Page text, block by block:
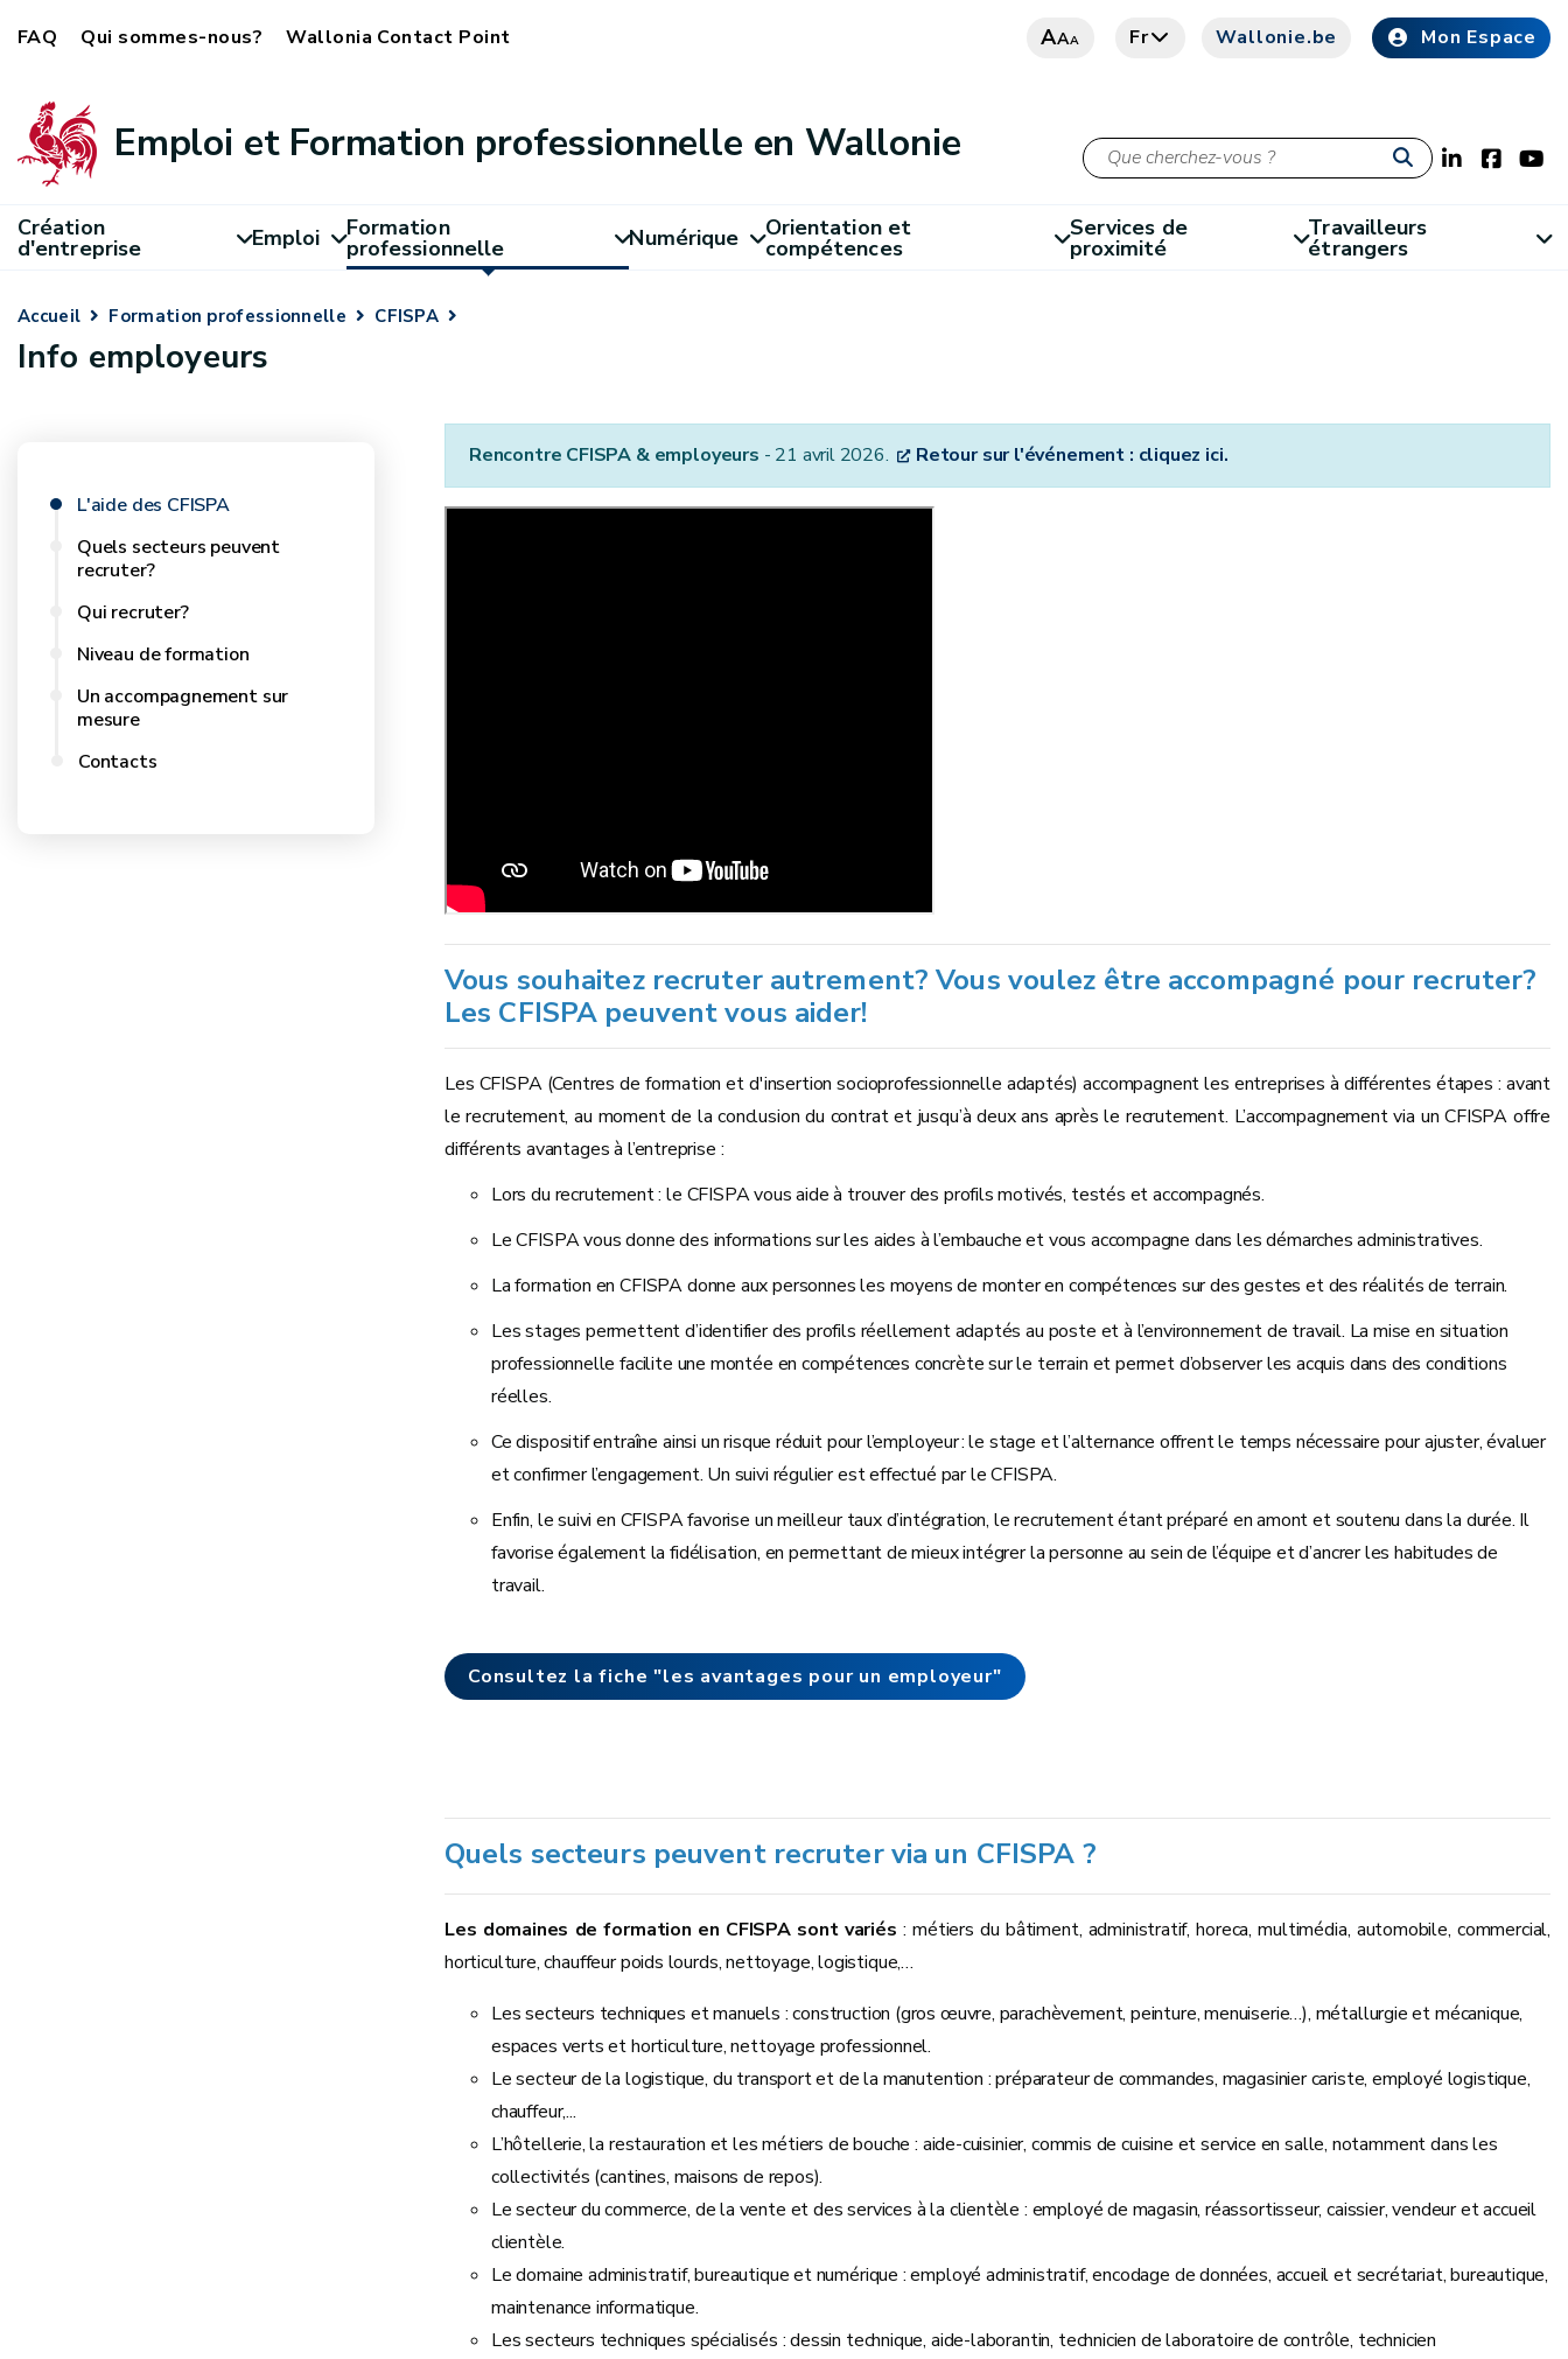
FAQ Qui sommes-nous? Wallonia Contact Point AAA Fr Wallonie.be Mon Espace
Emploi et Formation professionnelle en Wallonie
Création
d'entreprise Emploi Formation
professionnelle Numérique Orientation et
compétences
Services de
proximité
Travailleurs
étrangers
Accueil Formation professionnelle CFISPA
Info employeurs
L'aide des CFISPA
Quels secteurs peuvent
recruter?
Qui recruter?
Niveau de formation
Un accompagnement sur
mesure
Contacts
Rencontre CFISPA & employeurs - 21 avril 2026. Retour sur l'événement : cliquez ici.
Vous souhaitez recruter autrement? Vous voulez être accompagné pour recruter?
Les CFISPA peuvent vous aider!
Les CFISPA (Centres de formation et d'insertion socioprofessionnelle adaptés) accompagnent les entreprises à différentes étapes : avant
le recrutement, au moment de la conclusion du contrat et jusqu’à deux ans après le recrutement. L’accompagnement via un CFISPA offre
différents avantages à l’entreprise :
Lors du recrutement : le CFISPA vous aide à trouver des profils motivés, testés et accompagnés.
Le CFISPA vous donne des informations sur les aides à l’embauche et vous accompagne dans les démarches administratives.
La formation en CFISPA donne aux personnes les moyens de monter en compétences sur des gestes et des réalités de terrain.
Les stages permettent d’identifier des profils réellement adaptés au poste et à l’environnement de travail. La mise en situation
professionnelle facilite une montée en compétences concrète sur le terrain et permet d’observer les acquis dans des conditions
réelles.
Ce dispositif entraîne ainsi un risque réduit pour l’employeur : le stage et l’alternance offrent le temps nécessaire pour ajuster, évaluer
et confirmer l’engagement. Un suivi régulier est effectué par le CFISPA.
Enfin, le suivi en CFISPA favorise un meilleur taux d’intégration, le recrutement étant préparé en amont et soutenu dans la durée. Il
favorise également la fidélisation, en permettant de mieux intégrer la personne au sein de l’équipe et d’ancrer les habitudes de
travail.
Consultez la fiche "les avantages pour un employeur"
Quels secteurs peuvent recruter via un CFISPA ?
Les domaines de formation en CFISPA sont variés : métiers du bâtiment, administratif, horeca, multimédia, automobile, commercial,
horticulture, chauffeur poids lourds, nettoyage, logistique,…
Les secteurs techniques et manuels : construction (gros œuvre, parachèvement, peinture, menuiserie…), métallurgie et mécanique,
espaces verts et horticulture, nettoyage professionnel.
Le secteur de la logistique, du transport et de la manutention : préparateur de commandes, magasinier cariste, employé logistique,
chauffeur,...
L’hôtellerie, la restauration et les métiers de bouche : aide-cuisinier, commis de cuisine et service en salle, notamment dans les
collectivités (cantines, maisons de repos).
Le secteur du commerce, de la vente et des services à la clientèle : employé de magasin, réassortisseur, caissier, vendeur et accueil
clientèle.
Le domaine administratif, bureautique et numérique : employé administratif, encodage de données, accueil et secrétariat, bureautique,
maintenance informatique.
Les secteurs techniques spécialisés : dessin technique, aide-laborantin, technicien de laboratoire de contrôle, technicien